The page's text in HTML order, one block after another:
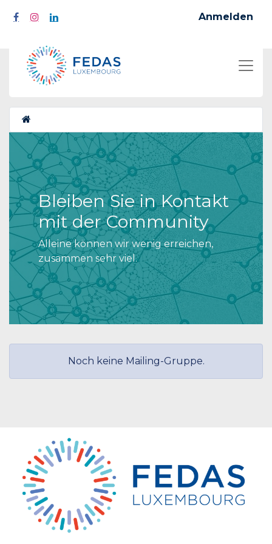
Anmelden
Bleiben Sie in Kontakt
mit der Community
Alleine können wir wenig erreichen,
zusammen sehr viel.
Noch keine Mailing-Gruppe.